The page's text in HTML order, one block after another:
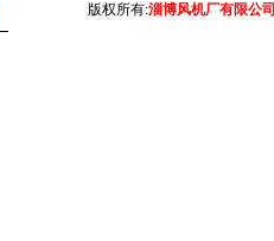
版权所有:淄博风机厂有限公